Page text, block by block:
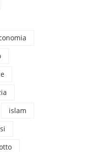
islam